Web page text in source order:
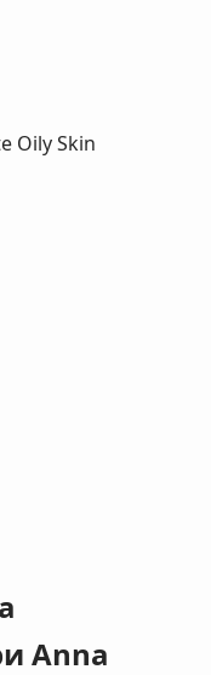
Anna